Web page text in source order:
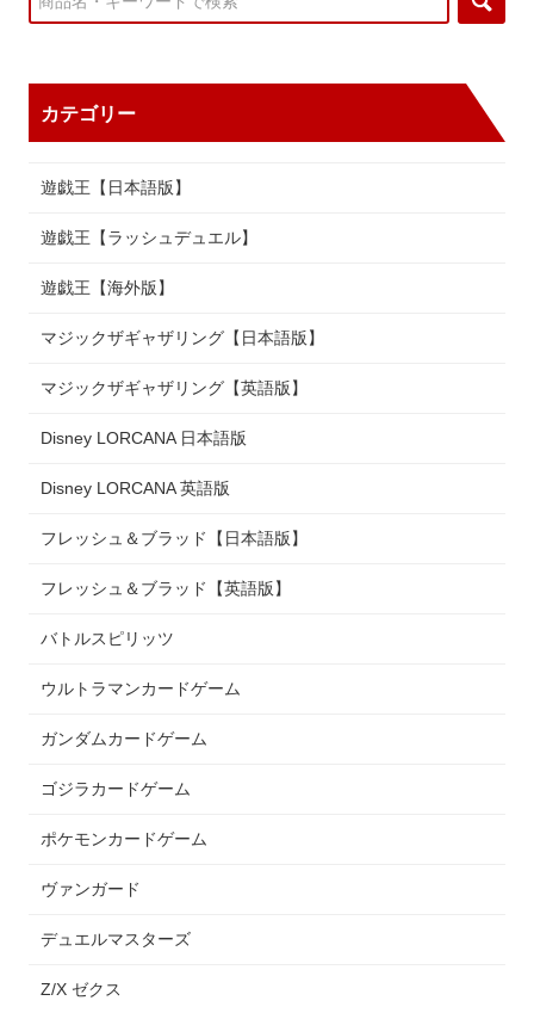
カテゴリー
遊戯王【日本語版】
遊戯王【ラッシュデュエル】
遊戯王【海外版】
マジックザギャザリング【日本語版】
マジックザギャザリング【英語版】
Disney LORCANA 日本語版
Disney LORCANA 英語版
フレッシュ＆ブラッド【日本語版】
フレッシュ＆ブラッド【英語版】
バトルスピリッツ
ウルトラマンカードゲーム
ガンダムカードゲーム
ゴジラカードゲーム
ポケモンカードゲーム
ヴァンガード
デュエルマスターズ
Z/X ゼクス